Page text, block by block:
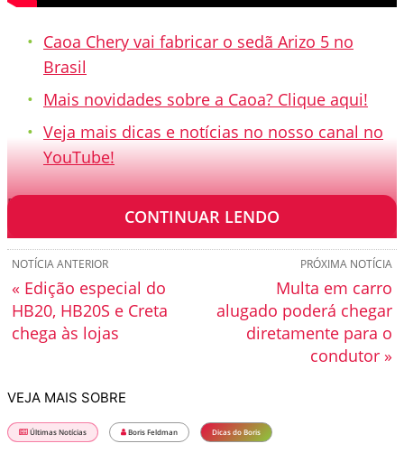
Caoa Chery vai fabricar o sedã Arizo 5 no
Brasil
Mais novidades sobre a Caoa? Clique aqui!
Veja mais dicas e notícias no nosso canal no
YouTube!
[TRANSCRIÇÃO]
CONTINUAR LENDO
PRÓXIMA NOTÍCIA
Multa em carro
alugado poderá chegar
diretamente para o
condutor »
NOTÍCIA ANTERIOR
« Edição especial do
HB20, HB20S e Creta
chega às lojas
VEJA MAIS SOBRE
Últimas Notícias Boris Feldman Dicas do Boris